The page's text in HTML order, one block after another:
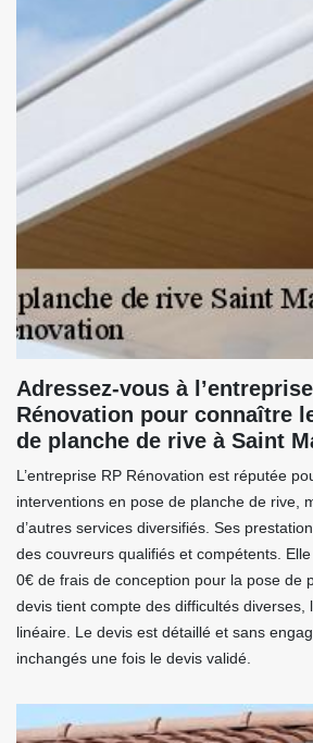
Adressez-vous à
Rénovation pour connaître
de planche de rive à Saint
L’entreprise RP Rénovation est réputée
interventions en pose de planche de rive,
d’autres services diversifiés. Ses
des couvreurs qualifiés et compétents.
0€ de frais de conception pour la pose de
devis tient compte des difficultés diverses,
linéaire. Le devis est détaillé et sans
inchangés une fois le devis validé.